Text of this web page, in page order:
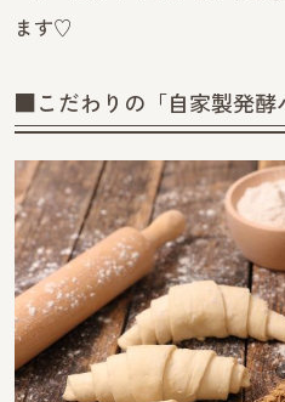
ます♡
■こだわりの「自家製発酵